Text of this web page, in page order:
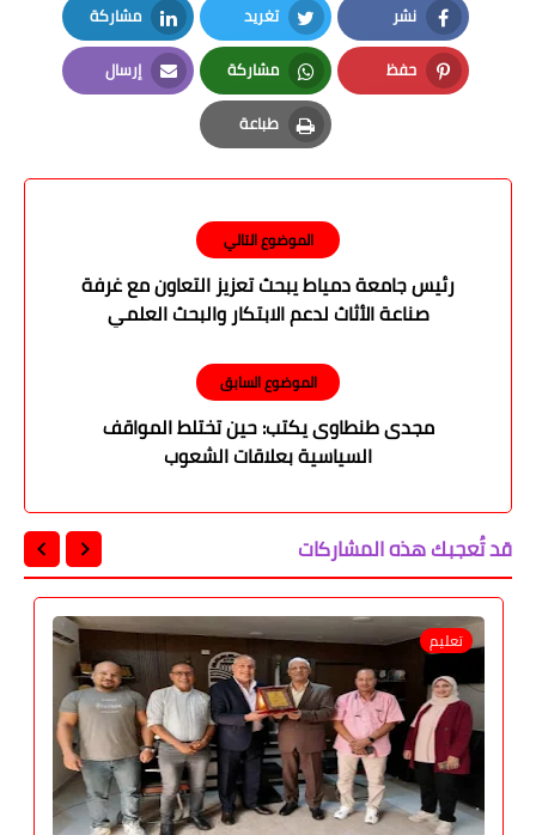
نشر
Facebook
تغريد
Twitter
مشاركة
LinkedIn
حفظ
Pinterest
مشاركة
Whatsapp
إرسال
Email
طباعة
Print
الموضوع التالي
رئيس جامعة دمياط يبحث تعزيز التعاون مع غرفة
صناعة الأثاث لدعم الابتكار والبحث العلمي
الموضوع السابق
مجدى طنطاوى يكتب: حين تختلط المواقف
السياسية بعلاقات الشعوب
قد تُعجبك هذه المشاركات
تعليم